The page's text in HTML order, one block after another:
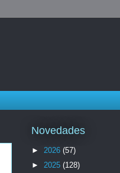
Novedades
► 2026 (57)
► 2025 (128)